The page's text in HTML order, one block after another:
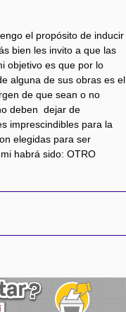
el propósito de inducir
bien les invito a que las
objetivo es que por lo
alguna de sus obras es el
de que sean o no
deben dejar de
imprescindibles para la
elegidas para ser
habrá sido: OTRO